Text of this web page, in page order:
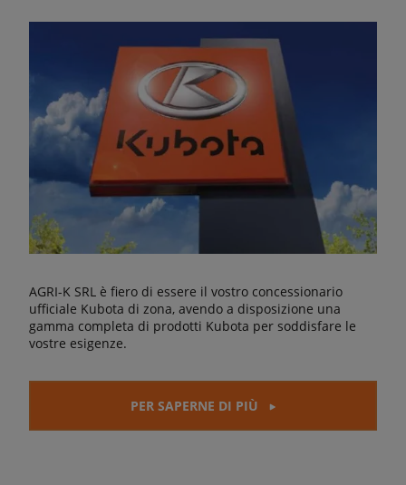
AGRI-K SRL è fiero di essere il vostro concessionario
ufficiale Kubota di zona, avendo a disposizione una
gamma completa di prodotti Kubota per soddisfare le
vostre esigenze.
PER SAPERNE DI PIÙ